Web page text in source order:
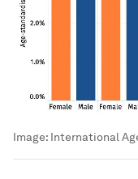
Image: International